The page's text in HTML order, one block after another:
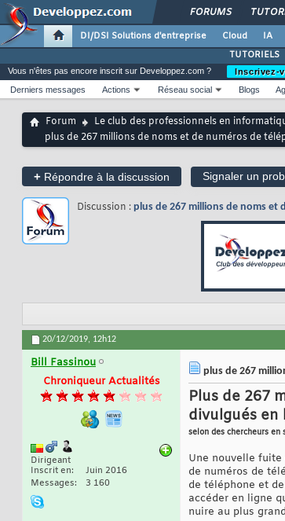
FORUMS
DI/DSI Solutions d'entreprise Cloud IA
TUTORIELS
Vous n'êtes pas encore inscrit sur Developpez.com ?
Inscrivez-
Derniers messages
Actions Réseau social Blogs
Forum Le club des professionnels en
plus de 267 millions de noms et de numéros de
+ Répondre à la discussion Signaler un
Discussion : plus de 267 millions de noms
20/12/2019, 12h12
Bill Fassinou
Chroniqueur Actualités
Dirigeant
Inscrit en
Juin 2016
Messages
3 160
plus de 267
Plus de 267
divulgués en
selon des chercheurs en
Une nouvelle fuite
de numéros de
de téléphone et
accéder en ligne
nuire au plus